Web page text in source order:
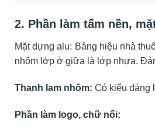
2. Phần làm tấm nền,
Mặt dựng alu: Bảng hiệu nhà
nhôm lớp ở giữa là lớp nhựa.
Thanh lam nhôm: Có kiểu dáng
Phần làm logo, chữ nổi: